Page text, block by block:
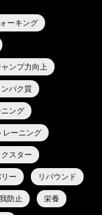
ーキング
ャンプ力向上
ンパク質
ニング
レーニング
クスター
ー リバウンド
防止 栄養